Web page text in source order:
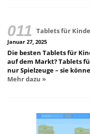
Tablets für
Januar 27, 2025
Die besten Tablets für
auf dem Markt? Tablets
nur Spielzeuge – sie
Mehr dazu »